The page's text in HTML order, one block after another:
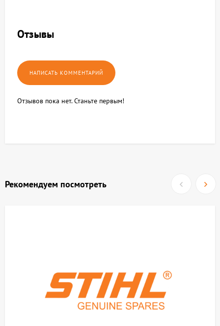
Отзывы
Отзывов пока нет. Станьте первым!
Рекомендуем посмотреть